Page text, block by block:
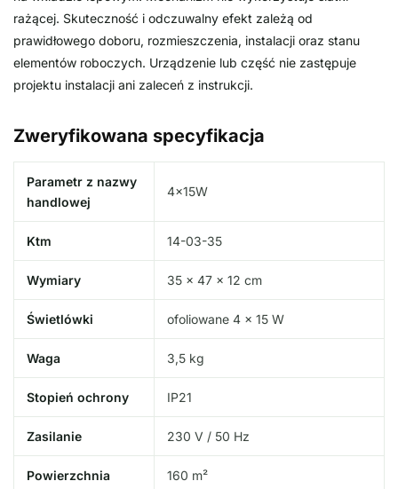
rażącej. Skuteczność i odczuwalny efekt zależą od
prawidłowego doboru, rozmieszczenia, instalacji oraz stanu
elementów roboczych. Urządzenie lub część nie zastępuje
projektu instalacji ani zaleceń z instrukcji.
Zweryfikowana specyfikacja
Parametr z nazwy
handlowej
4x15W
Ktm 14-03-35
Wymiary 35 × 47 × 12 cm
Świetlówki ofoliowane 4 × 15 W
Waga 3,5 kg
Stopień ochrony IP21
Zasilanie 230 V / 50 Hz
Powierzchnia 160 m²